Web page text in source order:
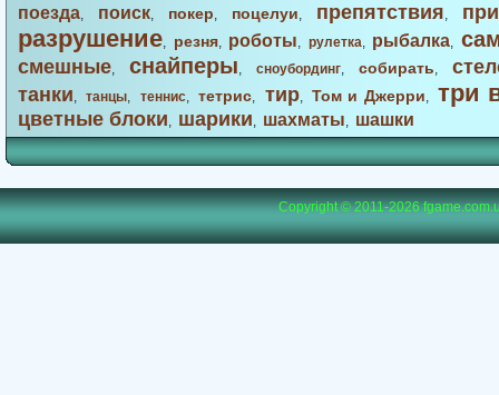
поезда, поиск, покер, поцелуи, препятствия,
разрушение, резня, роботы, рулетка, рыбалка,
смешные, снайперы, сноубординг, собирать,
танки,танцы, теннис,тетрис, тир,Том и Джерри, три
цветные блоки, шарики, шахматы, шашки
Copyright © 2011-2026